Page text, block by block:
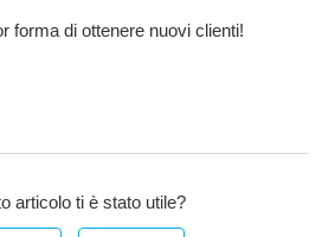
forma di ottenere nuovi clienti!
articolo ti è stato utile?